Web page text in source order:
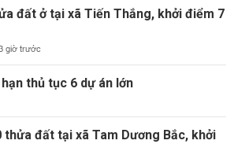
đất ở tại xã Tiến Thắng, khởi điểm 7
giờ trước
thủ tục 6 dự án lớn
thửa đất tại xã Tam Dương Bắc, khởi